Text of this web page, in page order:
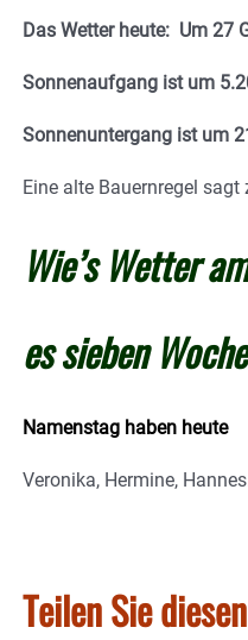
Das Wetter heute: Um 27
Sonnenaufgang ist um
Sonnenuntergang ist um
Eine alte Bauernregel sagt
Wie’s Wetter
es sieben
Namenstag haben heute
Veronika, Hermine,
Teilen Sie